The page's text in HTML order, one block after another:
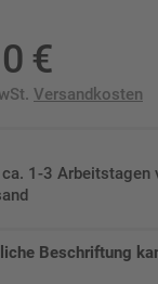
€
Versandkosten
1-3 Arbeitstagen
Beschriftung